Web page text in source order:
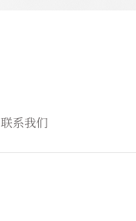
联系我们